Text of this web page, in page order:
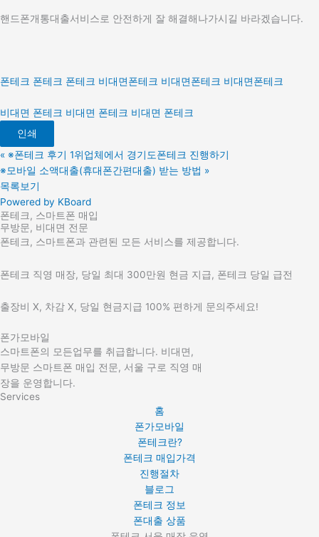
핸드폰개통대출서비스로 안전하게 잘 해결해나가시길 바라겠습니다.
폰테크 폰테크 폰테크 비대면폰테크 비대면폰테크 비대면폰테크
비대면 폰테크 비대면 폰테크 비대면 폰테크
인쇄
« ※폰테크 후기 1위업체에서 경기도폰테크 진행하기
※모바일 소액대출(휴대폰간편대출) 받는 방법 »
목록보기
Powered by KBoard
폰테크, 스마트폰 매입
무방문, 비대면 전문
폰테크, 스마트폰과 관련된 모든 서비스를 제공합니다.
폰테크 직영 매장, 당일 최대 300만원 현금 지급, 폰테크 당일 급전
출장비 X, 차감 X, 당일 현금지급 100% 편하게 문의주세요!
폰가모바일
스마트폰의 모든업무를 취급합니다. 비대면,
무방문 스마트폰 매입 전문, 서울 구로 직영 매
장을 운영합니다.
Services
홈
폰가모바일
폰테크란?
폰테크 매입가격
진행절차
블로그
폰테크 정보
폰대출 상품